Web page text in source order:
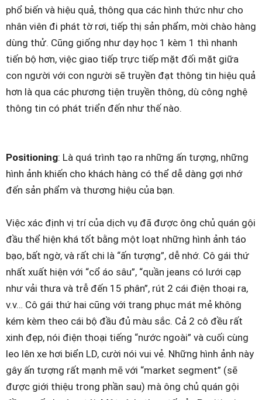
phổ biến và hiệu quả, thông qua các hình thức như cho
nhân viên đi phát tờ rơi, tiếp thị sản phẩm, mời chào hàng
dùng thử. Cũng giống như dạy học 1 kèm 1 thì nhanh
tiến bộ hơn, việc giao tiếp trực tiếp mặt đối mặt giữa
con người với con người sẽ truyền đạt thông tin hiệu quả
hơn là qua các phương tiện truyền thông, dù công nghệ
thông tin có phát triển đến như thế nào.
Positioning: Là quá trình tạo ra những ấn tượng, những
hình ảnh khiến cho khách hàng có thể dễ dàng gợi nhớ
đến sản phẩm và thương hiệu của bạn.
Việc xác định vị trí của dịch vụ đã được ông chủ quán gội
đầu thể hiện khá tốt bằng một loạt những hình ảnh táo
bạo, bất ngờ, và rất chi là “ấn tượng”, dễ nhớ. Cô gái thứ
nhất xuất hiện với “cổ áo sâu”, “quần jeans có lưới cạp
như vải thưa và trễ đến 15 phân”, rút 2 cái điện thoại ra,
v.v… Cô gái thứ hai cũng với trang phục mát mẻ không
kém kèm theo cái bộ đầu đủ màu sắc. Cả 2 cô đều rất
xinh đẹp, nói điện thoại tiếng “nước ngoài” và cuối cùng
leo lên xe hơi biển LD, cười nói vui vẻ. Những hình ảnh này
gây ấn tượng rất mạnh mẽ với “market segment” (sẽ
được giới thiệu trong phần sau) mà ông chủ quán gội